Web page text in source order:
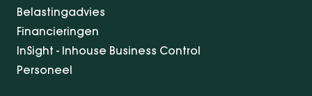
Belastingadvies
Financieringen
InSight - Inhouse Business Control
Personeel